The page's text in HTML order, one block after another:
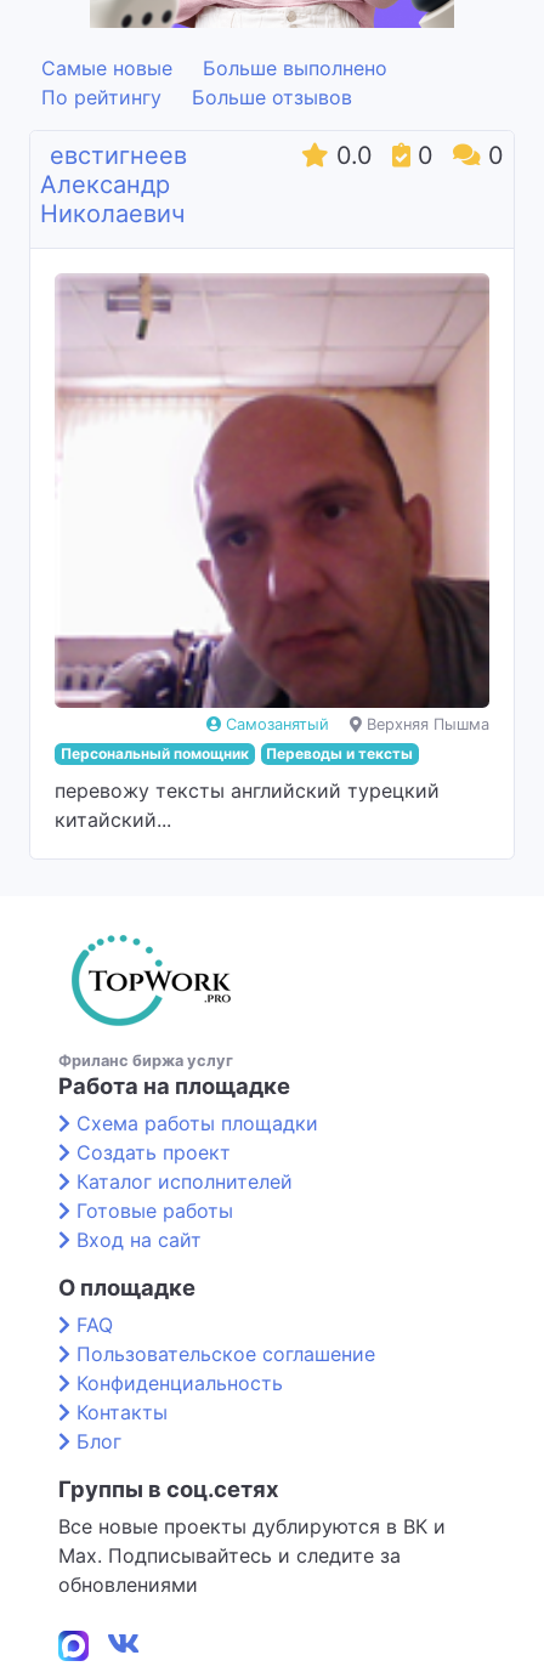
Самые новые
Больше выполнено
По рейтингу
Больше отзывов
0.0 0 0
евстигнеев
Александр
Николаевич
Самозанятый
Верхняя Пышма
Персональный помощник
Переводы и тексты
перевожу тексты английский турецкий
китайский...
Фриланс биржа услуг
Работа на площадке
Схема работы площадки
Создать проект
Каталог исполнителей
Готовые работы
Вход на сайт
О площадке
FAQ
Пользовательское соглашение
Конфиденциальность
Контакты
Блог
Группы в соц.сетях
Все новые проекты дублируются в ВК и
Max. Подписывайтесь и следите за
обновлениями